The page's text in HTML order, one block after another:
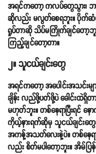
အရင်ကတော့ ကလပ်တွေသွား၊ ဘ
ဆိုလည်း မလွတ်စေရဘူး။ ပိုက်ဆံမ
ရှုပ်တာဆို သိပ်မကြိုက်ချင်တော့
ကြည့်ချင်တော့တာ။
၂။ သူငယ်ချင်းတွေ
အရင်ကတော့ အပေါင်းအသင်းများ
ချိန်း လည်ဖို့ပတ်ဖို့ပဲ ခေါင်းထဲ
မဟုတ်ဘူး။ တစ်နေရာပြီးရင် နေ
ကိုယ့်နားရက်ဆိုမှ သူငယ်ချင်းတွ
အကန့်အသတ်လေးနဲ့ပဲ။ တစ်နေရ
လည်း စိတ်မပါတော့ဘူး။ အိမ်ပြ